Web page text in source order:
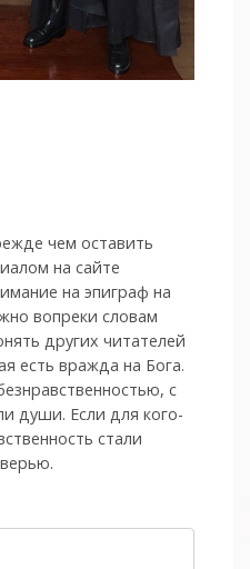
чем оставить
на сайте
на эпиграф на
вопреки словам
других читателей
есть вражда на Бога.
с
души. Если для кого-
стали